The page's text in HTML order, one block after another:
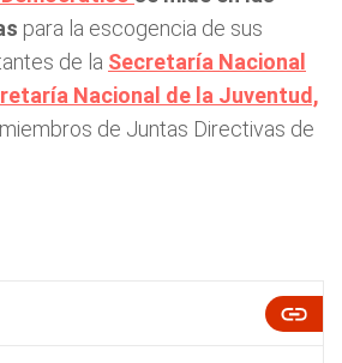
para la escogencia de sus
de la Secretaría Nacional
Nacional de la Juventud,
de Juntas Directivas de